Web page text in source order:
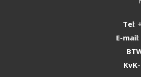
Tel:
E-mail: